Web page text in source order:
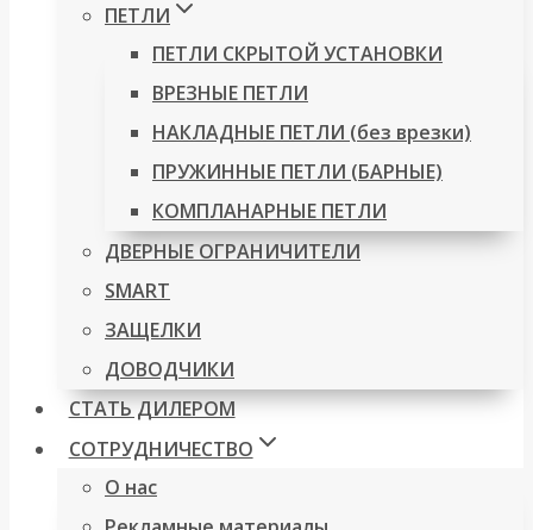
ПЕТЛИ
ПЕТЛИ СКРЫТОЙ УСТАНОВКИ
ВРЕЗНЫЕ ПЕТЛИ
НАКЛАДНЫЕ ПЕТЛИ (без врезки)
ПРУЖИННЫЕ ПЕТЛИ (БАРНЫЕ)
КОМПЛАНАРНЫЕ ПЕТЛИ
ДВЕРНЫЕ ОГРАНИЧИТЕЛИ
SMART
ЗАЩЕЛКИ
ДОВОДЧИКИ
СТАТЬ ДИЛЕРОМ
СОТРУДНИЧЕСТВО
О нас